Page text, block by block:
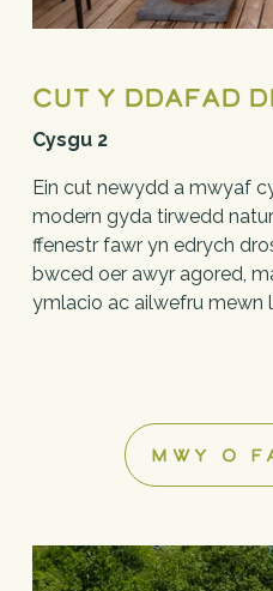
Cut y Ddafad
Cysgu 2
Ein cut newydd a mwyaf
modern gyda tirwedd
ffenestr fawr yn edrych
bwced oer awyr agored,
ymlacio ac ailwefru mewn
MWY O